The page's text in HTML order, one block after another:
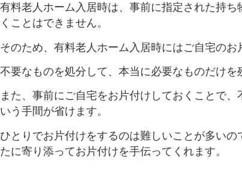
有料老人ホーム入居時は、事前に指定された持
くことはできません。
そのため、有料老人ホーム入居時にはご自宅のお
不要なものを処分して、本当に必要なものだけ
また、事前にご自宅をお片付けしておくことで
いう手間が省けます。
ひとりでお片付けをするのは難しいことが多い
たに寄り添ってお片付けを手伝ってくれます。